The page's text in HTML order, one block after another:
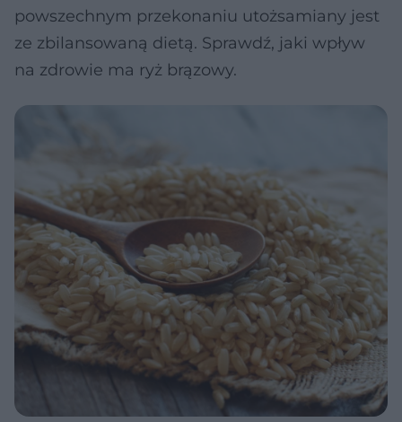
powszechnym przekonaniu utożsamiany jest
ze zbilansowaną dietą. Sprawdź, jaki wpływ
na zdrowie ma ryż brązowy.